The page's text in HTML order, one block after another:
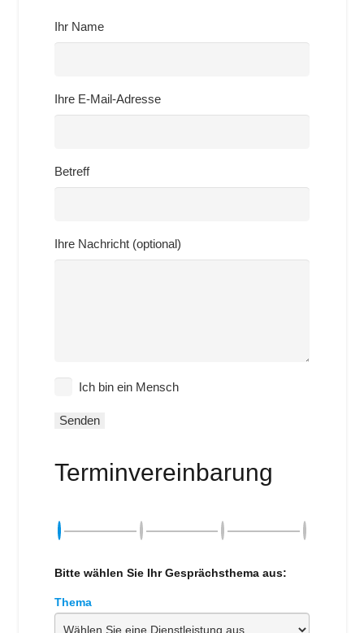
Ihr Name
Ihre E-Mail-Adresse
Betreff
Ihre Nachricht (optional)
Ich bin ein Mensch
Terminvereinbarung
Bitte wählen Sie Ihr Gesprächsthema aus:
Thema